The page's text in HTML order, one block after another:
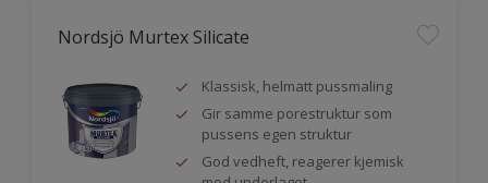
Nordsjö Murtex Silicate
Klassisk, helmatt pussmaling
Gir samme porestruktur som
pussens egen struktur
God vedheft, reagerer kjemisk